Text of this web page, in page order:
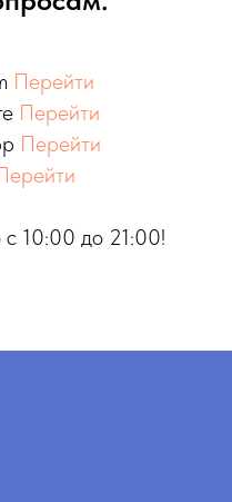
Перейти
Перейти
Перейти
10:00 до 21:00!